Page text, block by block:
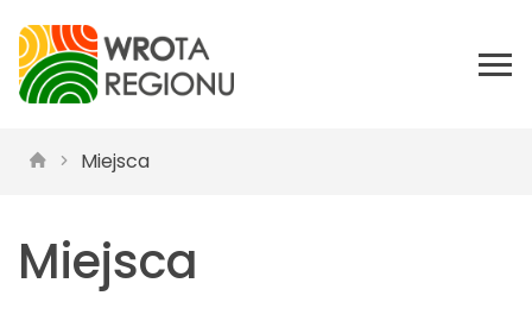
Miejsca
Miejsca